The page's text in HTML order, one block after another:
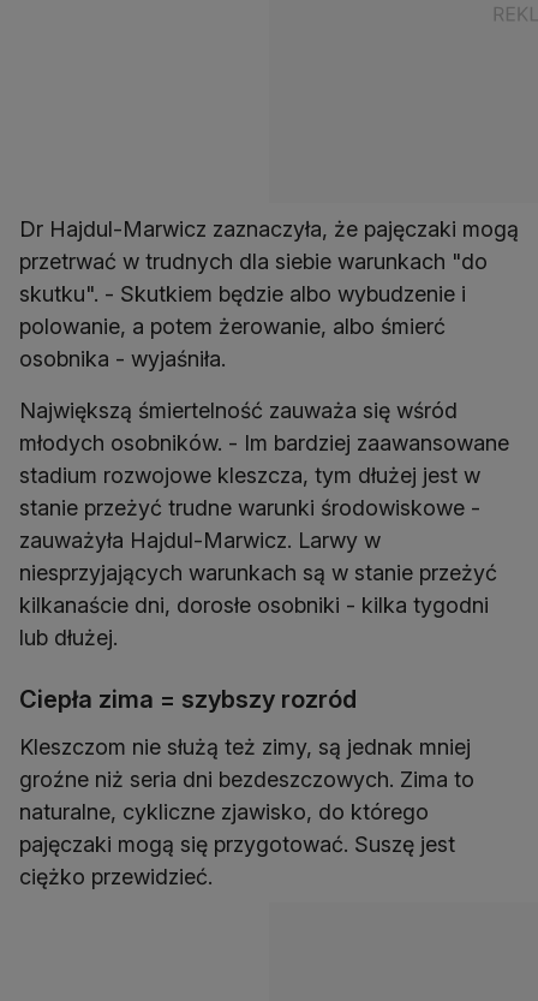
Dr Hajdul-Marwicz zaznaczyła, że pajęczaki mogą
przetrwać w trudnych dla siebie warunkach "do
skutku". - Skutkiem będzie albo wybudzenie i
polowanie, a potem żerowanie, albo śmierć
osobnika - wyjaśniła.
Największą śmiertelność zauważa się wśród
młodych osobników. - Im bardziej zaawansowane
stadium rozwojowe kleszcza, tym dłużej jest w
stanie przeżyć trudne warunki środowiskowe -
zauważyła Hajdul-Marwicz. Larwy w
niesprzyjających warunkach są w stanie przeżyć
kilkanaście dni, dorosłe osobniki - kilka tygodni
lub dłużej.
Ciepła zima = szybszy rozród
Kleszczom nie służą też zimy, są jednak mniej
groźne niż seria dni bezdeszczowych. Zima to
naturalne, cykliczne zjawisko, do którego
pajęczaki mogą się przygotować. Suszę jest
ciężko przewidzieć.